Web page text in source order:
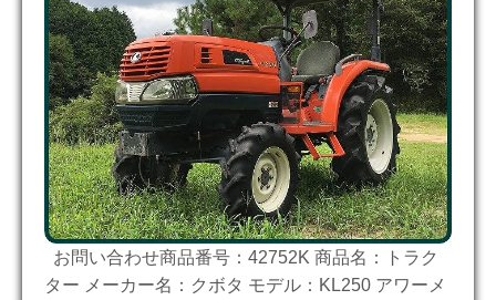
お問い合わせ商品番号：42752K 商品名：トラク
ター メーカー名：クボタ モデル：KL250 アワーメ